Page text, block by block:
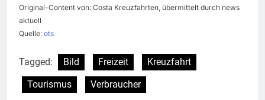
Original-Content von: Costa Kreuzfahrten, übermittelt durch news
aktuell
Quelle: ots
Tagged: Bild Freizeit
Kreuzfahrt
Tourismus
Verbraucher